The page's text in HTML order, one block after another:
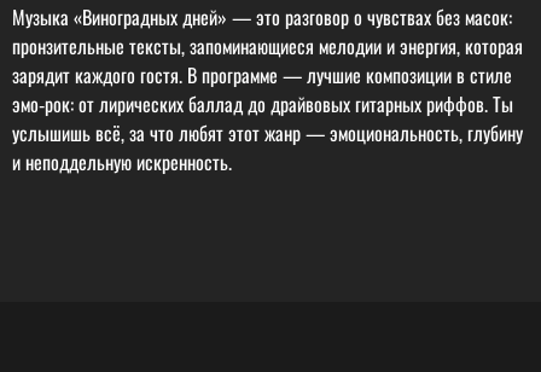
Музыка «Виноградных дней» — это разговор о чувствах без масок:
пронзительные тексты, запоминающиеся мелодии и энергия, которая
зарядит каждого гостя. В программе — лучшие композиции в стиле
эмо‑рок: от лирических баллад до драйвовых гитарных риффов. Ты
услышишь всё, за что любят этот жанр — эмоциональность, глубину
и неподдельную искренность.